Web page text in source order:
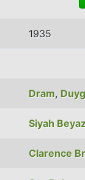
1935
Dram,
Siyah
Clarence